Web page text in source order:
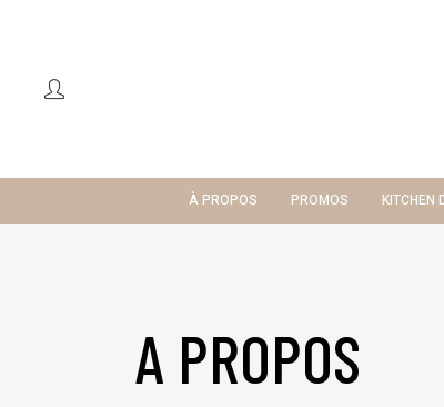
À PROPOS PROMOS KITCHEN
A PROPOS